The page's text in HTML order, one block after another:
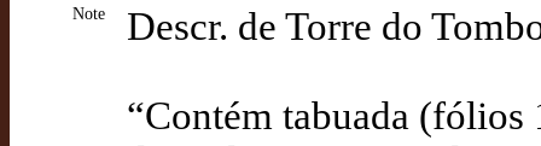
Note Descr. de Torre do
“Contém tabuada (fólios